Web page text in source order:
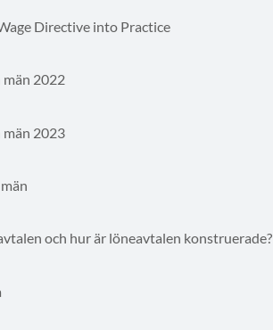
Directive into Practice
2022
2023
och hur är löneavtalen konstruerade?